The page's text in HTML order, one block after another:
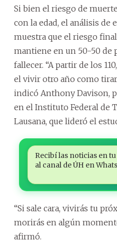
Si bien el riesgo de
con la edad, el análisis de
muestra que el riesgo
mantiene en un 50-50 de
fallecer. “A partir de los
el vivir otro año como
indicó Anthony Davison,
en el Instituto Federal de
Lausana, que lideró el
Recibí las noticias en
al canal de ÚH en
“Si sale cara, vivirás tu
morirás en algún
afirmó.